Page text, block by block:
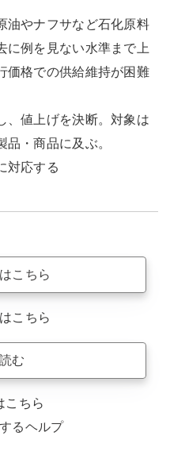
油やナフサなど石化原料
に例を見ない水準まで上
価格での供給維持が困難
、値上げを決断。対象は
・商品に及ぶ。
対応する
こちら
こちら
む
こちら
るヘルプ